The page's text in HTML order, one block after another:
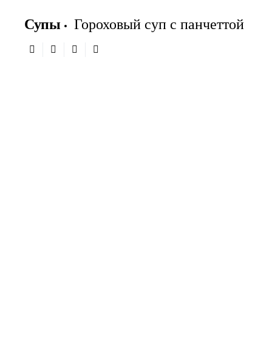
Супы Гороховый суп с панчеттой